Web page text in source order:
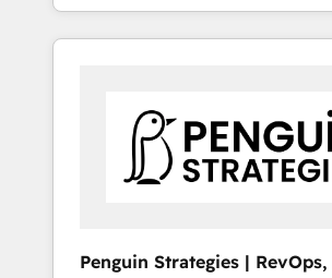
We offer project-based and
services engagements that
extensibility, custom
ongoing RevOps support.
réussi leur transformation. Le problème ?
58% des dirigeants savent que
leurs données. C'est le paradoxe
conscience totale, action nulle. La solution
s'appelle l'Entreprise Augmentée.
Pas pour remplacer l'humain, mais
Penguin Strategies | RevOps,